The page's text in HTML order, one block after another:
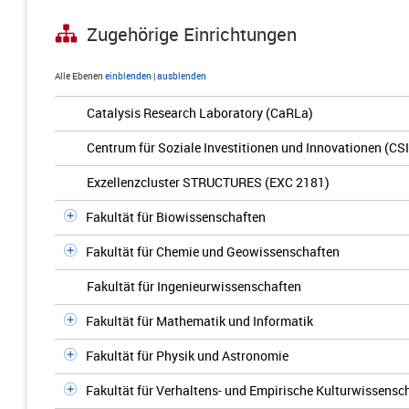
Zugehörige Einrichtungen
Alle Ebenen einblenden |ausblenden
Catalysis Research Laboratory (CaRLa)
Centrum für Soziale Investitionen und Innovationen
Exzellenzcluster STRUCTURES (EXC 2181)
Fakultät für Biowissenschaften
Fakultät für Chemie und Geowissenschaften
Fakultät für Ingenieurwissenschaften
Fakultät für Mathematik und Informatik
Fakultät für Physik und Astronomie
Fakultät für Verhaltens- und Empirische